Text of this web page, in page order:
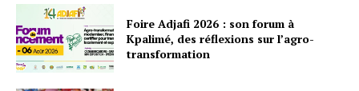
Foire Adjafi 2026 : son forum à
Kpalimé, des réflexions sur l’agro-
transformation